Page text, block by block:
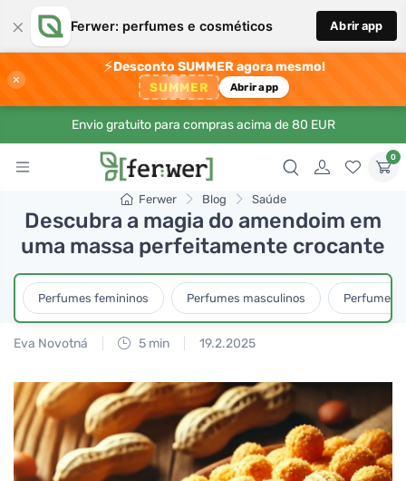
× Ferwer: perfumes e cosméticos Abrir app
×
⚡Desconto SUMMER agora mesmo!
SUMMER Abrir app
Envio gratuito para compras acima de 80 EUR
0
Ferwer Blog Saúde
Descubra a magia do amendoim em
uma massa perfeitamente crocante
Perfumes femininos Perfumes masculinos Perfumes
Eva Novotná 5 min 19.2.2025